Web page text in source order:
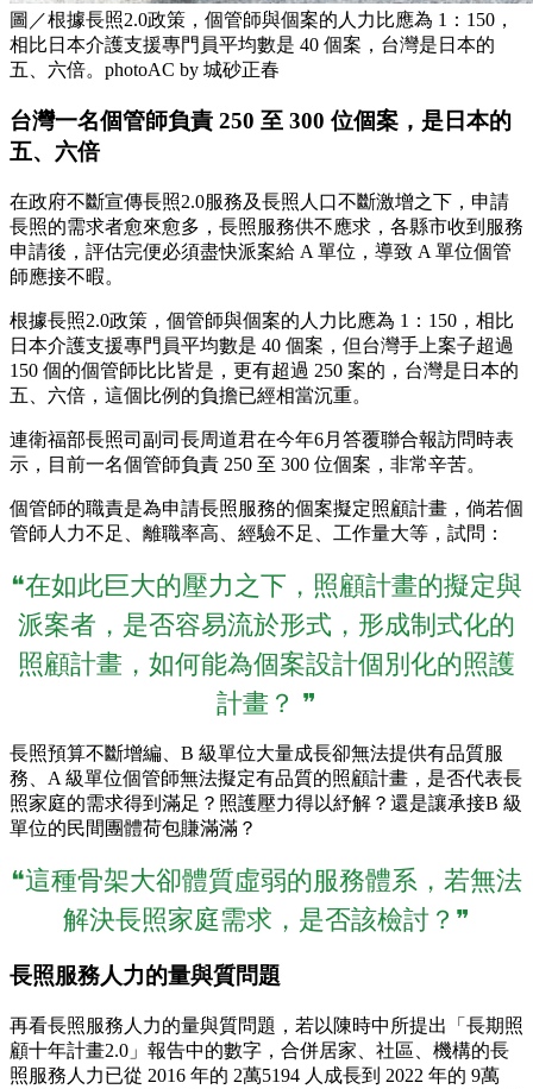
圖／根據長照2.0政策，個管師與個案的人力比應為 1：150，
相比日本介護支援專門員平均數是 40 個案，台灣是日本的
五、六倍。photoAC by 城砂正春
台灣一名個管師負責 250 至 300 位個案，是日本的
五、六倍
在政府不斷宣傳長照2.0服務及長照人口不斷激增之下，申請
長照的需求者愈來愈多，長照服務供不應求，各縣市收到服務
申請後，評估完便必須盡快派案給 A 單位，導致 A 單位個管
師應接不暇。
根據長照2.0政策，個管師與個案的人力比應為 1：150，相比
日本介護支援專門員平均數是 40 個案，但台灣手上案子超過
150 個的個管師比比皆是，更有超過 250 案的，台灣是日本的
五、六倍，這個比例的負擔已經相當沉重。
連衛福部長照司副司長周道君在今年6月答覆聯合報訪問時表
示，目前一名個管師負責 250 至 300 位個案，非常辛苦。
個管師的職責是為申請長照服務的個案擬定照顧計畫，倘若個
管師人力不足、離職率高、經驗不足、工作量大等，試問：
❝在如此巨大的壓力之下，照顧計畫的擬定與
派案者，是否容易流於形式，形成制式化的
照顧計畫，如何能為個案設計個別化的照護
計畫？ ❞
長照預算不斷增編、B 級單位大量成長卻無法提供有品質服
務、A 級單位個管師無法擬定有品質的照顧計畫，是否代表長
照家庭的需求得到滿足？照護壓力得以紓解？還是讓承接B 級
單位的民間團體荷包賺滿滿？
❝這種骨架大卻體質虛弱的服務體系，若無法
解決長照家庭需求，是否該檢討？❞
長照服務人力的量與質問題
再看長照服務人力的量與質問題，若以陳時中所提出「長期照
顧十年計畫2.0」報告中的數字，合併居家、社區、機構的長
照服務人力已從 2016 年的 2萬5194 人成長到 2022 年的 9萬